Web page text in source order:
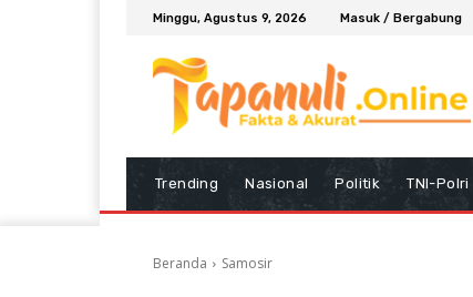
Minggu, Agustus 9, 2026 Masuk / Bergabung
Trending Nasional Politik TNI-Polri
Beranda Samosir